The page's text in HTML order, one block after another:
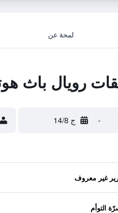
لمحة عن
رويال باث
- ج 14/8
غير معروف